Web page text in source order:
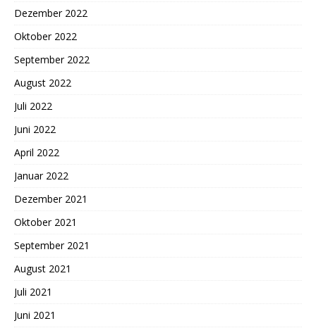
Dezember 2022
Oktober 2022
September 2022
August 2022
Juli 2022
Juni 2022
April 2022
Januar 2022
Dezember 2021
Oktober 2021
September 2021
August 2021
Juli 2021
Juni 2021